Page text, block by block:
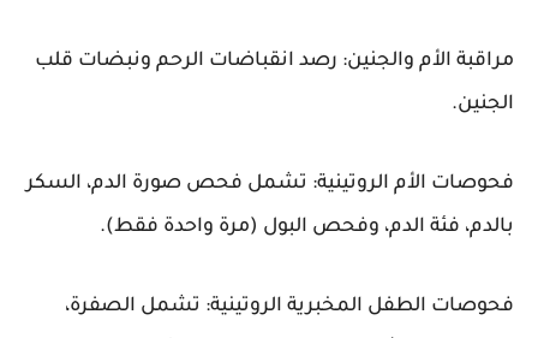
مراقبة الأم والجنين: رصد انقباضات الرحم ونبضات قلب
الجنين.
فحوصات الأم الروتينية: تشمل فحص صورة الدم، السكر
بالدم، فئة الدم، وفحص البول (مرة واحدة فقط).
فحوصات الطفل المخبرية الروتينية: تشمل الصفرة،